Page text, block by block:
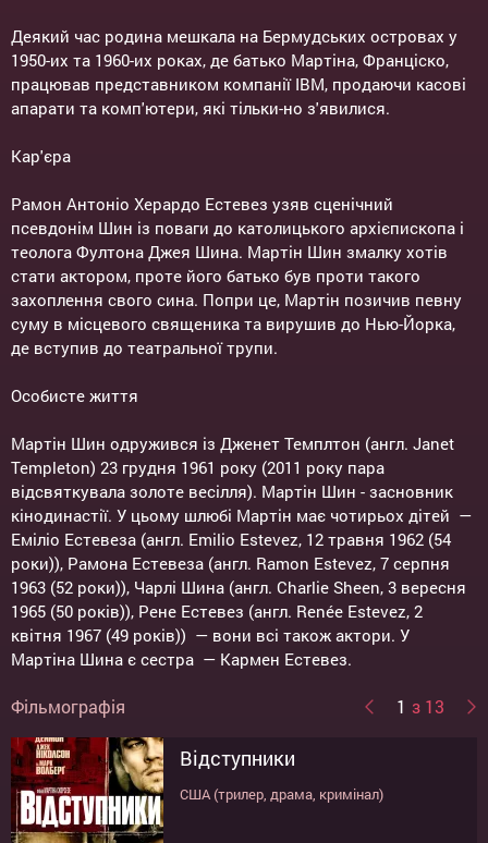
Деякий час родина мешкала на Бермудських островах у
1950-их та 1960-их роках, де батько Мартіна, Франціско,
працював представником компанії IBM, продаючи касові
апарати та комп'ютери, які тільки-но з'явилися.
Кар'єра
Рамон Антоніо Херардо Естевез узяв сценічний
псевдонім Шин із поваги до католицького архієпископа і
теолога Фултона Джея Шина. Мартін Шин змалку хотів
стати актором, проте його батько був проти такого
захоплення свого сина. Попри це, Мартін позичив певну
суму в місцевого священика та вирушив до Нью-Йорка,
де вступив до театральної трупи.
Особисте життя
Мартін Шин одружився із Дженет Темплтон (англ. Janet
Templeton) 23 грудня 1961 року (2011 року пара
відсвяткувала золоте весілля). Мартін Шин - засновник
кінодинастії. У цьому шлюбі Мартін має чотирьох дітей —
Еміліо Естевеза (англ. Emilio Estevez, 12 травня 1962 (54
роки)), Рамона Естевеза (англ. Ramon Estevez, 7 серпня
1963 (52 роки)), Чарлі Шина (англ. Charlie Sheen, 3 вересня
1965 (50 років)), Рене Естевез (англ. Renée Estevez, 2
квітня 1967 (49 років)) — вони всі також актори. У
Мартіна Шина є сестра — Кармен Естевез.
Фільмографія 1 з 13
Відступники
США (трилер, драма, кримінал)
Треш
Великобританія (трилер, драма, пригоди)
Новий Людина-павук 2
США (бойовик, пригоди, фентезі)
Шукаю друга на кінець світу
США, Сінгапур, Малайзія, Індонезія (драма)
Нова людина - Павук
США (трилер, бойовик, пригоди)
Кохання трапляеться
США (драма, комедія)
Подарунок
США (трилер, пригоди)
Сієста
США (трилер)
Апокалiпсис сьогоднi
США (драма, бойовик, пригоди)
Боббі
США (драма)
Впыймай мене, якщо зможеш
США (драма)
Спаун
США (фантастика, трилер, бойовик)
Отступники
США (трилер, драма)